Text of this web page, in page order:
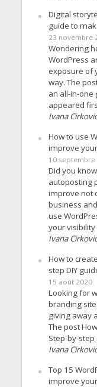
Digital
guide to
23 novembre
Wondering
WordPress
exposure of
way. The
an all-in-one
appeared
Ivana Cirkovic
How to use
improve
10 septembre
Did you
autoposting
improve not
business
use
your visibility
Ivana Cirkovic
How to
step DIY
15 août 2020
Looking for
branding
giving away
The post
Step-by-
Ivana Cirkovic
Top 15
improve